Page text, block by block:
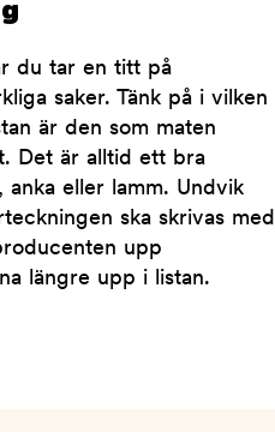
du tar en titt på
saker. Tänk på i vilken
är den som maten
Det är alltid ett bra
eller lamm. Undvik
ska skrivas med
upp
längre upp i listan.